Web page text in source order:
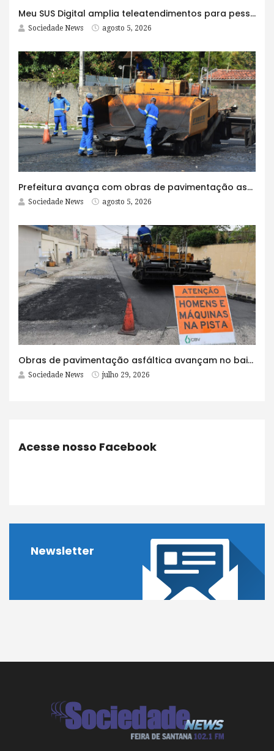
Meu SUS Digital amplia teleatendimentos para pessoas com problemas com jogos e apostas
Sociedade News agosto 5, 2026
Prefeitura avança com obras de pavimentação asfáltica na Rua Lopes Rodrigues
Sociedade News agosto 5, 2026
Obras de pavimentação asfáltica avançam no bairro Brasília e chegam a mais quatro ruas
Sociedade News julho 29, 2026
Acesse nosso Facebook
Newsletter